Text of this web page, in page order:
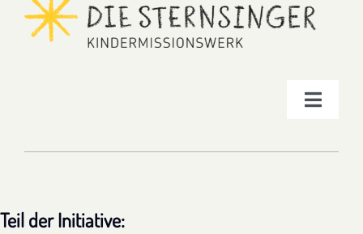
Verantwortliche
Toggle
Impressum
Teil der Initiative: